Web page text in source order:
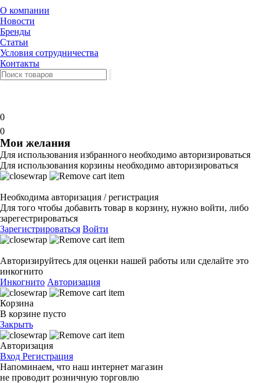
О компании
Новости
Бренды
Статьи
Условия сотрудничества
Контакты
0
0
Мои желания
Для использования избранного необходимо авторизироваться
Для использования корзины необходимо авторизироваться
Необходима авторизация / регистрация
Для того чтобы добавить товар в корзину, нужно войти, либо
зарегестрироваться
Зарегистрироваться Войти
Авторизируйтесь для оценки нашей работы или сделайте это
инкогнито
Инкогнито Авторизация
Корзина
В корзине пусто
Закрыть
Авторизация
Вход Регистрация
Напоминаем, что наш интернет магазин
не проводит розничную торговлю